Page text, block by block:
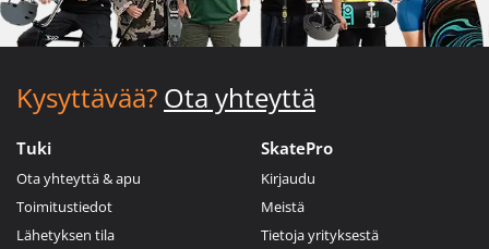
Kysyttävää? Ota yhteyttä
Tuki
Ota yhteyttä & apu
Toimitustiedot
Lähetyksen tila
SkatePro
Kirjaudu
Meistä
Tietoja yrityksestä